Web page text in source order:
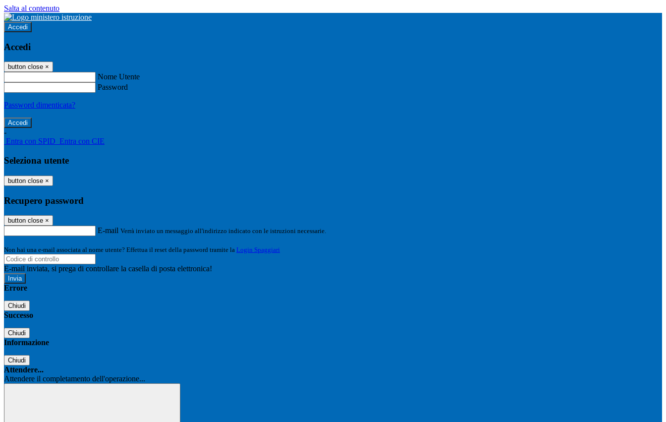
Salta al contenuto
Accedi
Accedi
button close ×
Nome Utente
Password
Password dimenticata?
-
Entra con SPID Entra con CIE
Seleziona utente
button close ×
Recupero password
button close ×
E-mail Verrà inviato un messaggio all'indirizzo indicato con le istruzioni necessarie.
Non hai una e-mail associata al nome utente? Effettua il reset della password tramite la Login Spaggiari
E-mail inviata, si prega di controllare la casella di posta elettronica!
Errore
Chiudi
Successo
Chiudi
Informazione
Chiudi
Attendere...
Attendere il completamento dell'operazione...